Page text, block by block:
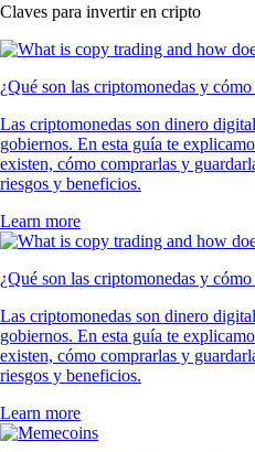
Claves para invertir en cripto
¿Qué son las criptomonedas y
Las criptomonedas son dinero
gobiernos. En esta guía te
existen, cómo comprarlas y
riesgos y beneficios.
Learn more
¿Qué son las criptomonedas y
Las criptomonedas son dinero
gobiernos. En esta guía te
existen, cómo comprarlas y
riesgos y beneficios.
Learn more